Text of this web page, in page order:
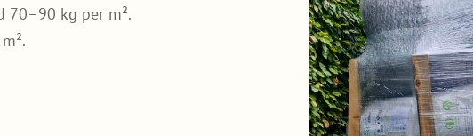
70–90 kg per m².